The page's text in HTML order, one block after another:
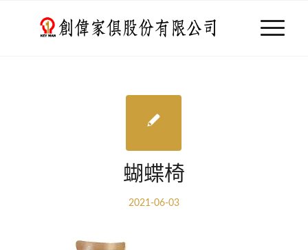
蝴蝶椅
2021-06-03